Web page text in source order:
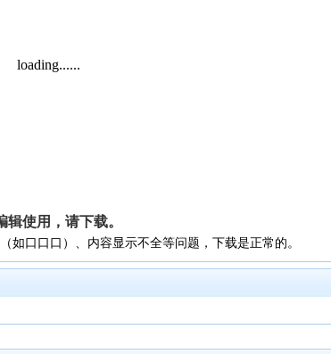
辑使用，请下载。
如口口口）、内容显示不全等问题，下载是正常的。